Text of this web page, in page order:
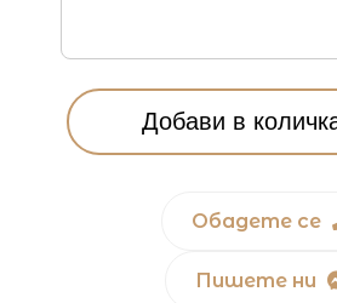
Добави в
Обадете се
Пишете ни